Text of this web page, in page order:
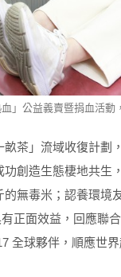
」公益義賣暨捐血活
茶」流域收復計劃
創造生態棲地共生
無毒米；認養環境
正面效益，回應聯
全球夥伴，順應世界